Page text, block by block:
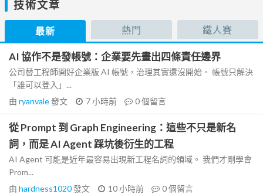
技術文章
最新 熱門 鐵人賽
AI 協作不是發帳號：企業要先畫出四條責任邊界
公司替工程師開好企業版 AI 帳號，治理其實還沒開始。 帳號只解決
「誰可以登入」...
由 ryanvale發文 7 小時前 0個留言
從 Prompt 到 Graph Engineering：這些不只是新名
詞，而是 AI Agent 踩坑後衍生的工程
AI Agent 可能是近年最容易出現新工程名詞的領域。 我們才剛學會
Prom...
由 hardness1020發文 10 小時前 0個留言